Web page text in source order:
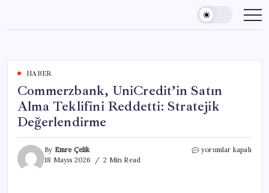
content
HABER
Commerzbank, UniCredit’in Satın
Alma Teklifini Reddetti: Stratejik
Değerlendirme
By Emre Çelik
18 Mayıs 2026
2 Min Read
Commerzbank,
yorumlar kapalı